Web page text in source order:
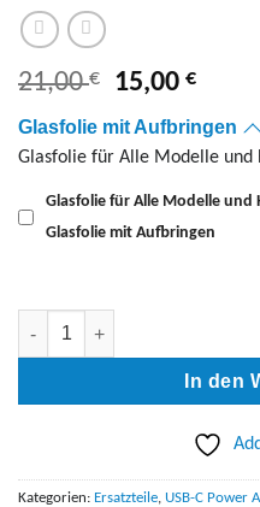
21,00€
war:
21,00 €
15,00€
ist:
Glasfolie mit Aufbringen
Glasfolie für Alle Modelle und
Glasfolie für Alle Modelle und
Glasfolie mit Aufbringen
USB-C Power Adapter 20W Menge
In den
Kategorien: Ersatzteile, USB-C Power